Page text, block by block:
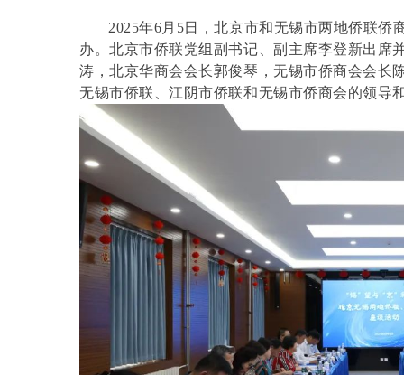
2025年6月5日，北京市和无锡市两地侨联
办。北京市侨联党组副书记、副主席李登新出席
涛，北京华商会会长郭俊琴，无锡市侨商会会长
无锡市侨联、江阴市侨联和无锡市侨商会的领导